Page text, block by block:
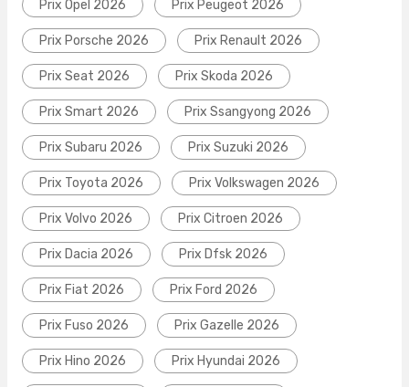
Prix Opel 2026 Prix Peugeot 2026
Prix Porsche 2026 Prix Renault 2026
Prix Seat 2026 Prix Skoda 2026
Prix Smart 2026 Prix Ssangyong 2026
Prix Subaru 2026 Prix Suzuki 2026
Prix Toyota 2026 Prix Volkswagen 2026
Prix Volvo 2026 Prix Citroen 2026
Prix Dacia 2026 Prix Dfsk 2026
Prix Fiat 2026 Prix Ford 2026
Prix Fuso 2026 Prix Gazelle 2026
Prix Hino 2026 Prix Hyundai 2026